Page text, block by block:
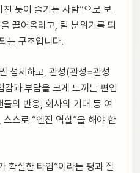
듯이 즐기는 사람”으로 보
끌어올리고, 팀 분위기를 띄
는 구조입니다.
섬세하고, 관성(관성=관성
감과 부담을 크게 느끼는 편입
의 반응, 회사의 기대 등 여
스로 “엔진 역할”을 해야 한
확실한 타입”이라는 평과 잘